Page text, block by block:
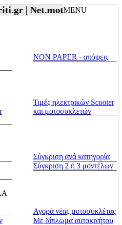
|Προϊόντα
MENU
NON PAPER - απόψεις
Τιμές ηλεκτρικών Scooter
και μοτοσυκλετών
Σύγκριση ανά κατηγορία
Σύγκριση 2 ή 3 μοντέλων
Αγορά νέας μοτοσυκλέτας
Με δίπλωμα αυτοκινήτου